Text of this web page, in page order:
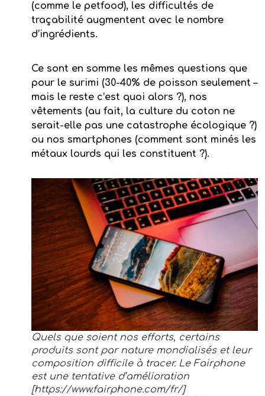
(comme le petfood), les difficultés de
traçabilité augmentent avec le nombre
d’ingrédients.
Ce sont en somme les mêmes questions que
pour le surimi (30-40% de poisson seulement –
mais le reste c’est quoi alors ?), nos
vêtements (au fait, la culture du coton ne
serait-elle pas une catastrophe écologique ?)
ou nos smartphones (comment sont minés les
métaux lourds qui les constituent ?).
Quels que soient nos efforts, certains
produits sont par nature mondialisés et leur
composition difficile à tracer. Le Fairphone
est une tentative d’amélioration
[https://www.fairphone.com/fr/]